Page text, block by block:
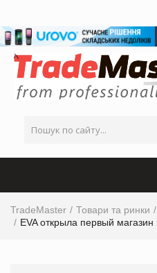
TradeMaster Товари та ринки
EVA открыла первый